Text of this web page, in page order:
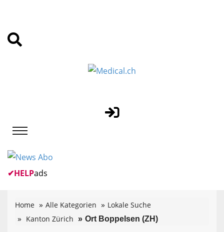
✔HELPads
Home Alle Kategorien
Lokale Suche
Kanton Zürich
Ort Boppelsen (ZH)